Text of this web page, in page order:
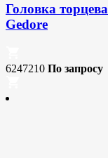
Головка
Gedore
6247210 По запросу